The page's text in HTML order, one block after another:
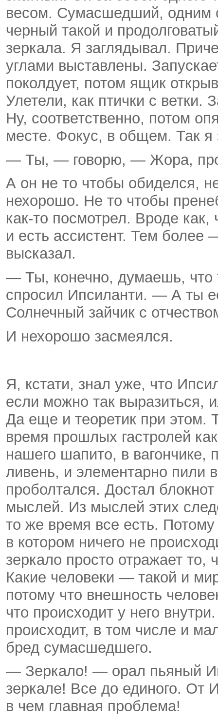
весом. Сумасшедший, одним
черный такой и
зеркала. Я заглядывал.
углами выставлены.
поколдует, потом ящик
Улетели, как птички с ветки.
Ну, соответственно, потом
месте. Фокус, в общем. Так я
— Ты, — говорю, — Жора,
А он не то чтобы обиделся,
нехорошо. Не то чтобы
как-то посмотрел. Вроде
и есть ассистент. Тем более
высказал.
— Ты, конечно, думаешь, что
спросил Ипсиланти. — А ты
Солнечный зайчик с
И нехорошо засмеялся.
Я, кстати, знал уже, что
если можно так выразиться,
Да еще и теоретик при этом.
время прошлых гастролей
нашего шапито, в вагончике,
ливень, и элементарно пили
проболтался. Достал
мыслей. Из мыслей этих
то же время все есть.
в котором ничего не
зеркало просто отражает то,
Какие человеки — такой и
потому что внешность
что происходит у него
происходит, в том числе и
бред сумасшедшего.
— Зеркало! — орал пьяный
зеркале! Все до единого. От
в чем главная проблема!